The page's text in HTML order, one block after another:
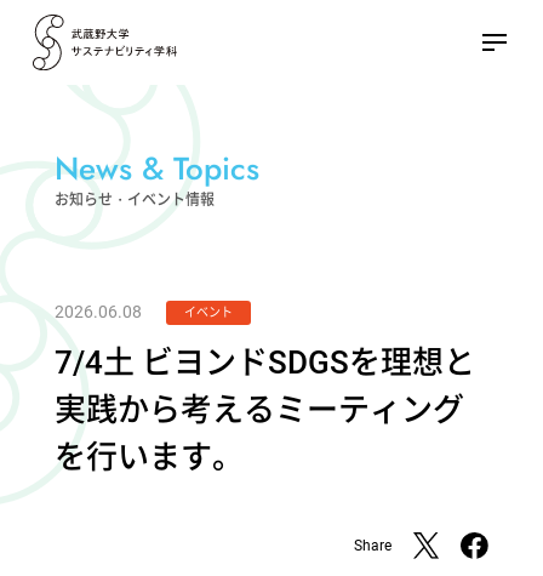
News & Topics
お知らせ・イベント情報
2026.06.08 イベント
7/4土 ビヨンドSDGSを理想と
実践から考えるミーティング
を行います。
Share